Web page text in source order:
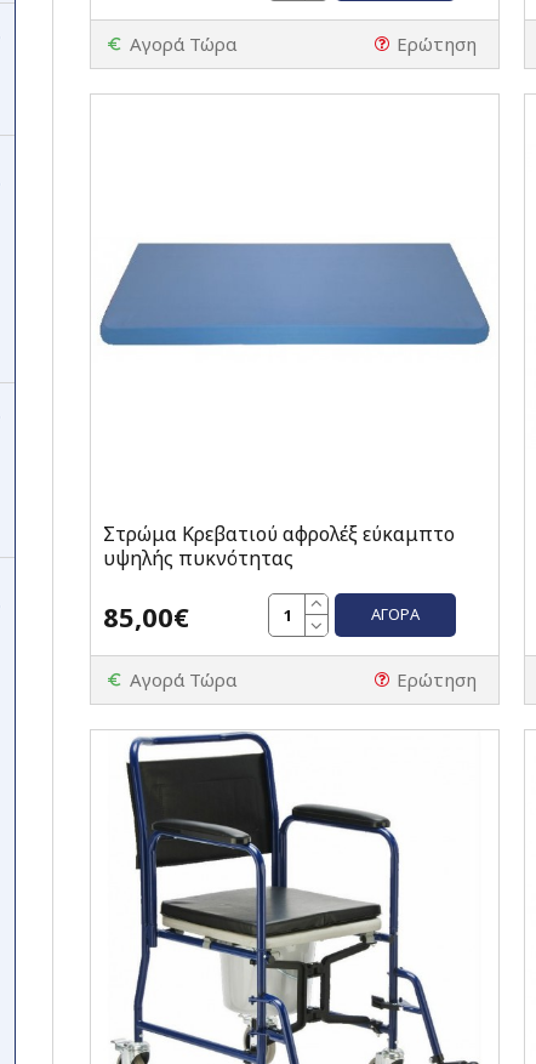
Αγορά Τώρα Ερώτηση
Στρώμα Κρεβατιού αφρολέξ εύκαμπτο
υψηλής πυκνότητας
85,00€ ΑΓΟΡΆ
Αγορά Τώρα Ερώτηση